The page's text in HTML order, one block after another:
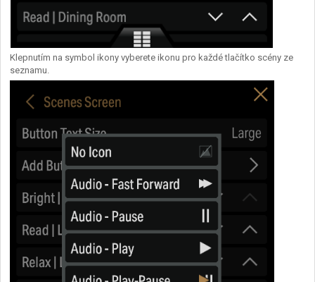
Klepnutím na symbol ikony vyberete ikonu pro každé tlačítko scény ze
seznamu.